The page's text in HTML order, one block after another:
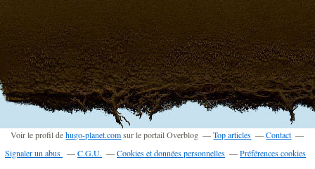
Voir le profil dehugo-planet.comsur le portail Overblog Top articles
Contact
Signaler un abus
C.G.U. Cookies et données personnelles Préférences cookies